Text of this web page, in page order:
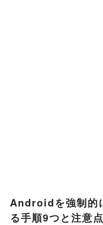
Androidを強制的
る手順9つと注意点